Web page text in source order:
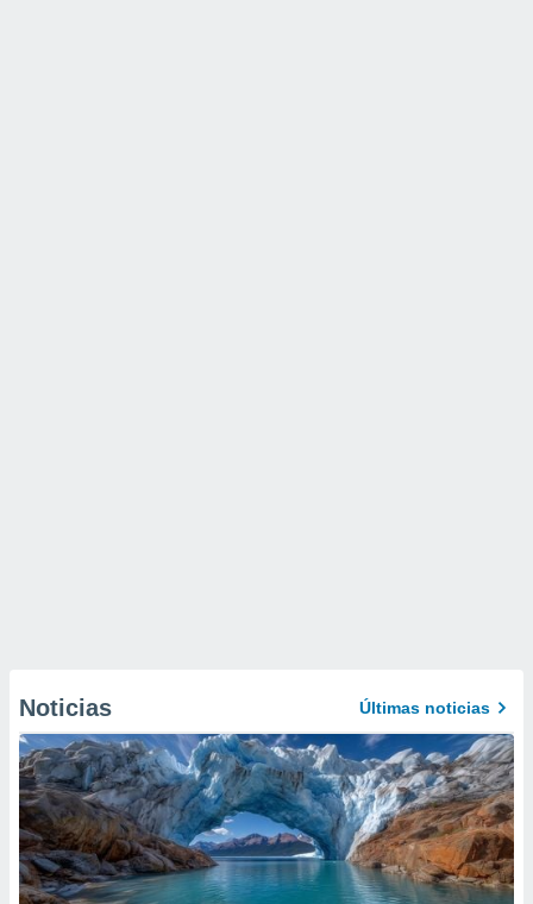
Noticias Últimas noticias